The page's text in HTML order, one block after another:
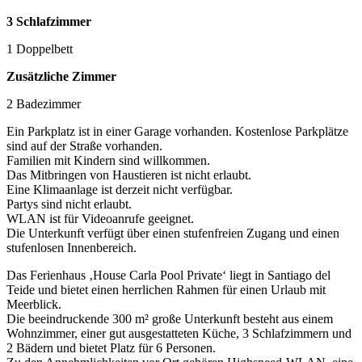
3 Schlafzimmer
1 Doppelbett
Zusätzliche Zimmer
2 Badezimmer
Ein Parkplatz ist in einer Garage vorhanden. Kostenlose Parkplätze
sind auf der Straße vorhanden.
Familien mit Kindern sind willkommen.
Das Mitbringen von Haustieren ist nicht erlaubt.
Eine Klimaanlage ist derzeit nicht verfügbar.
Partys sind nicht erlaubt.
WLAN ist für Videoanrufe geeignet.
Die Unterkunft verfügt über einen stufenfreien Zugang und einen
stufenlosen Innenbereich.
Das Ferienhaus ‚House Carla Pool Private‘ liegt in Santiago del
Teide und bietet einen herrlichen Rahmen für einen Urlaub mit
Meerblick.
Die beeindruckende 300 m² große Unterkunft besteht aus einem
Wohnzimmer, einer gut ausgestatteten Küche, 3 Schlafzimmern und
2 Bädern und bietet Platz für 6 Personen.